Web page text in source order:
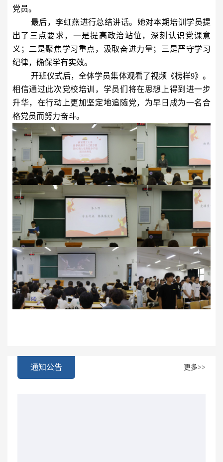
党员。
最后，李虹燕进行总结讲话。她对本期培训学员提
出了三点要求，一是提高政治站位，深刻认识党课意
义；二是聚焦学习重点，汲取奋进力量；三是严守学习
纪律，确保学有实效。
开班仪式后，全体学员集体观看了视频《榜样9》。
相信通过此次党校培训，学员们将在思想上得到进一步
升华，在行动上更加坚定地追随党，为早日成为一名合
格党员而努力奋斗。
通知公告 更多>>